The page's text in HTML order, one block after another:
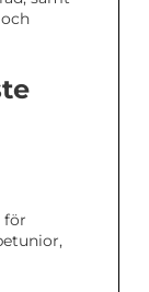
för